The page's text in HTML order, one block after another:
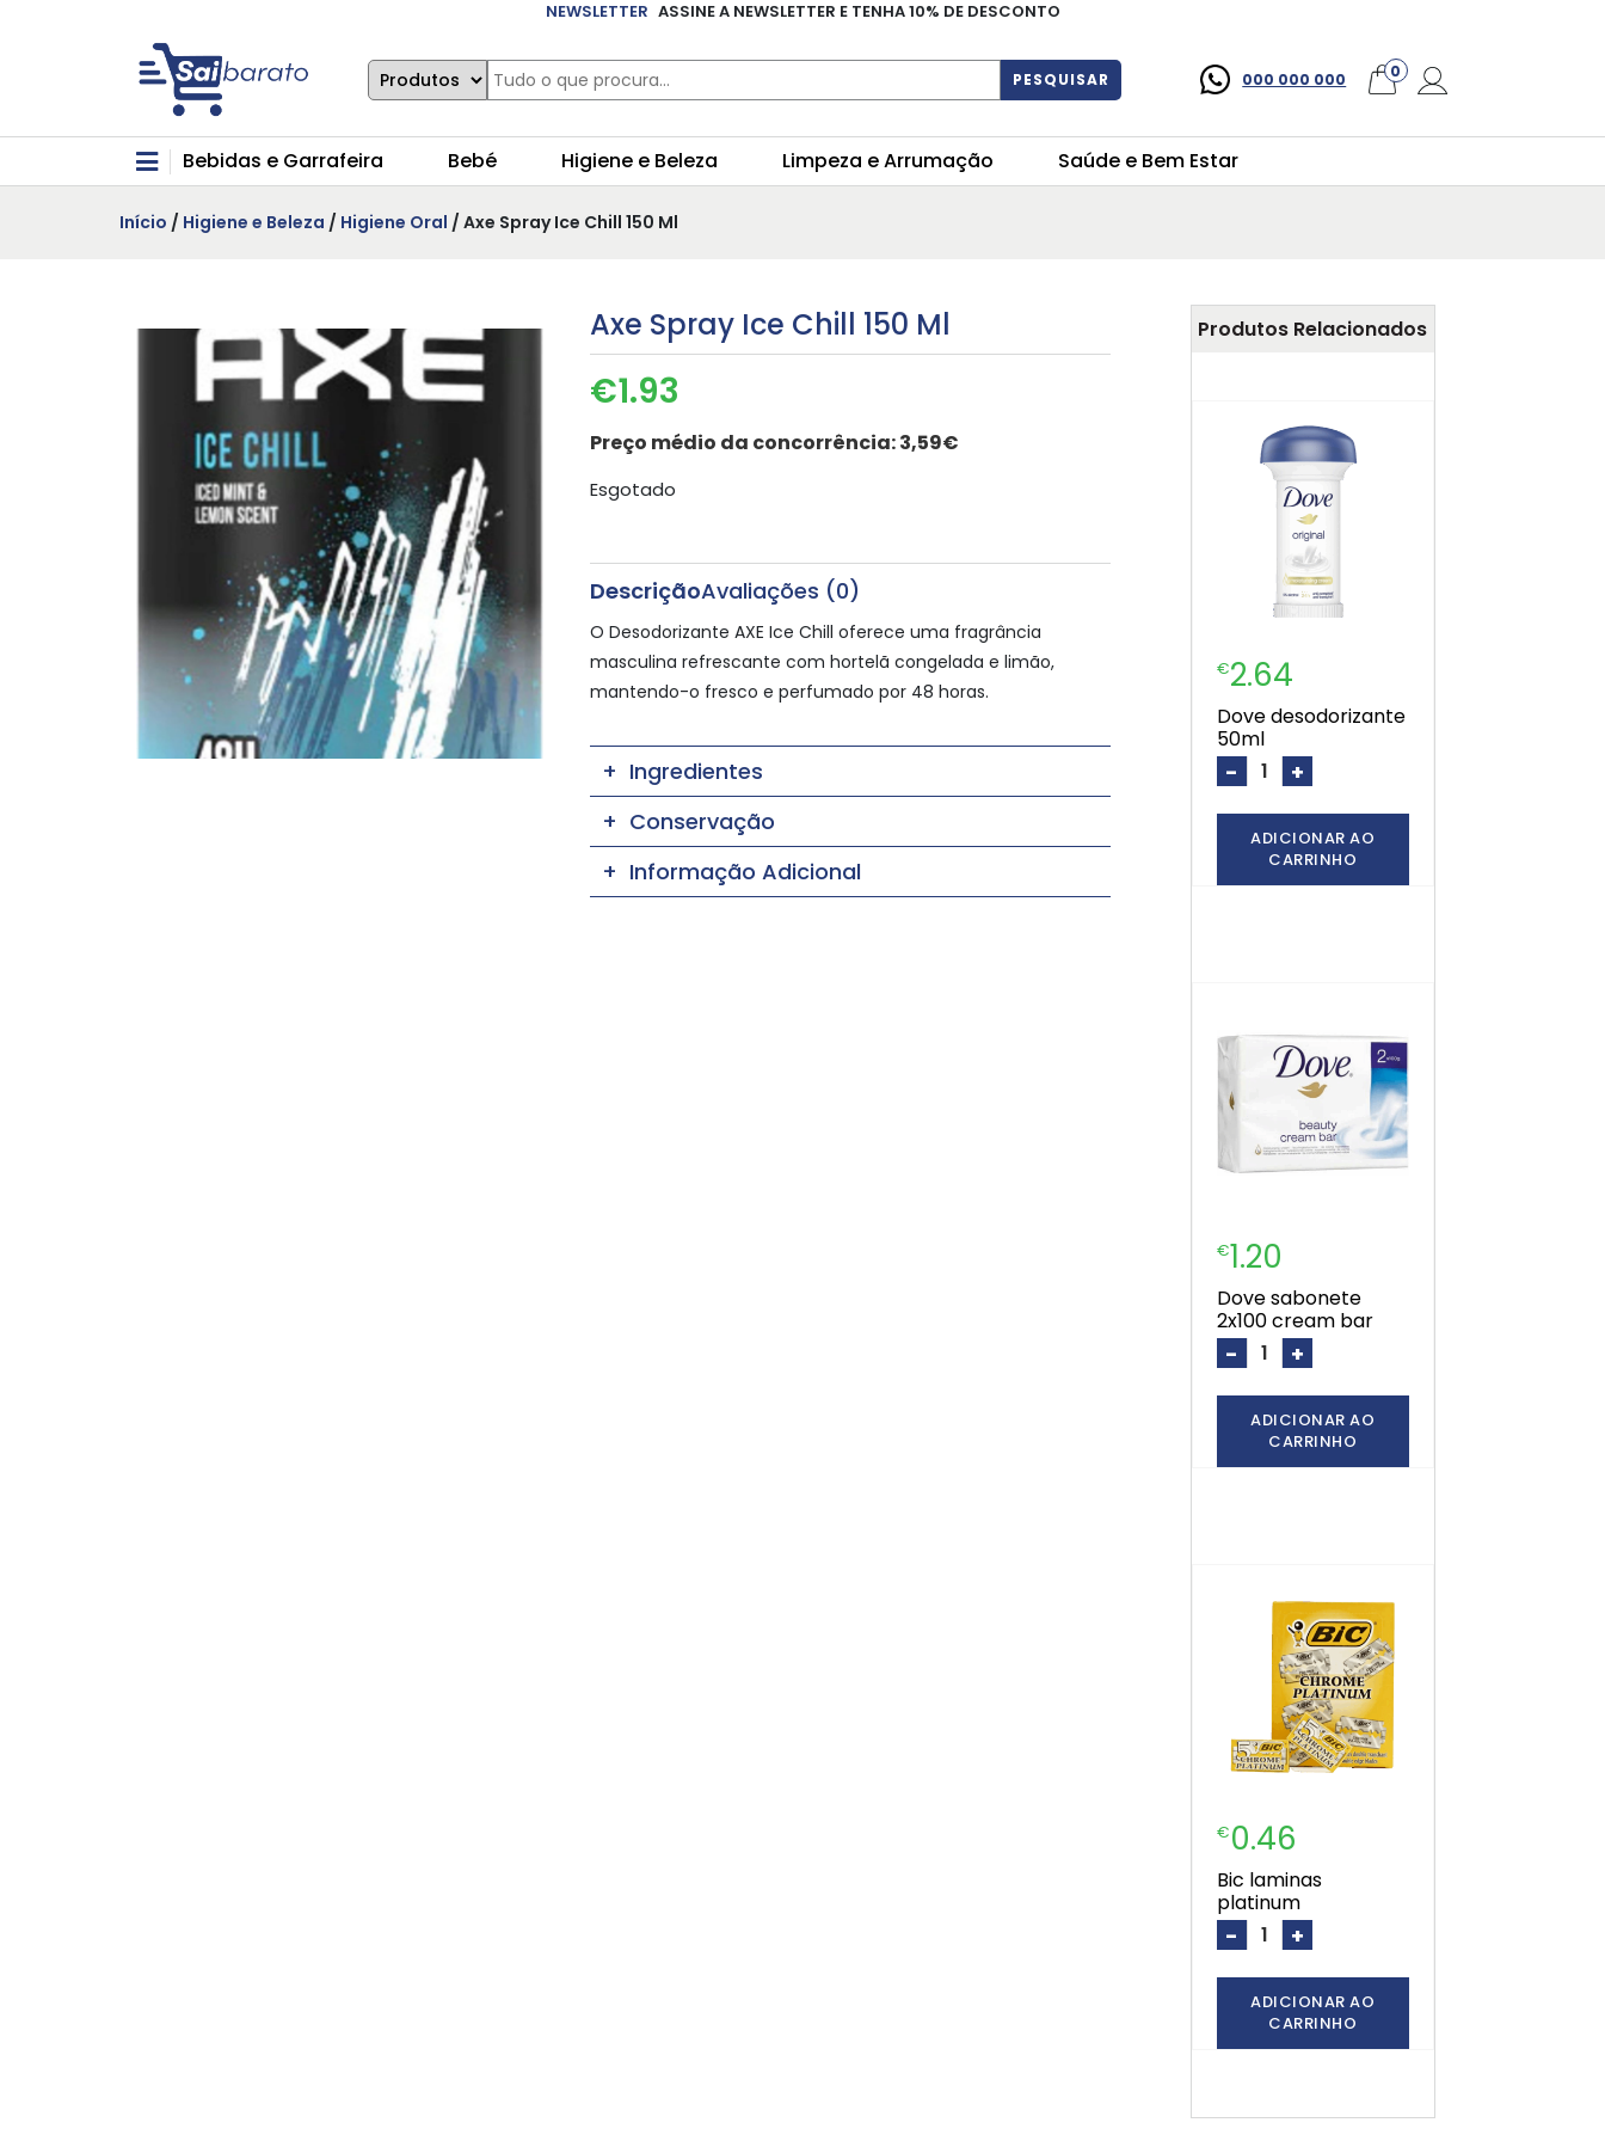
NEWSLETTER ASSINE A NEWSLETTER E TENHA 10% DE DESCONTO
PESQUISAR 000 000 000 0
Bebidas e Garrafeira Bebé Higiene e Beleza Limpeza e Arrumação Saúde e Bem Estar
Início / Higiene e Beleza / Higiene Oral / Axe Spray Ice Chill 150 Ml
Axe Spray Ice Chill 150 Ml
€1.93
Preço médio da concorrência:3,59€
Esgotado
DescriçãoAvaliações (0)
O Desodorizante AXE Ice Chill oferece uma fragrância
masculina refrescante com hortelã congelada e limão,
mantendo-o fresco e perfumado por 48 horas.
Ingredientes
Conservação
Informação Adicional
Produtos Relacionados
€2.64
dove desodorizante
50ml
- +
ADICIONAR AO
CARRINHO
€1.20
dove sabonete
2x100 cream bar
- +
ADICIONAR AO
CARRINHO
€0.46
bic laminas
platinum
- +
ADICIONAR AO
CARRINHO